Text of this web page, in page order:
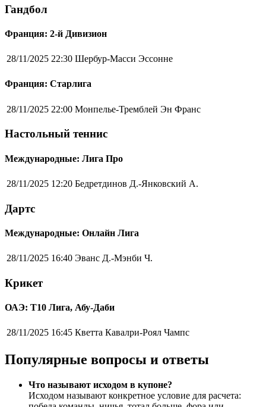
Гандбол
Франция: 2-й Дивизион
28/11/2025 22:30 Шербур-Масси Эссонне
Франция: Старлига
28/11/2025 22:00 Монпелье-Тремблей Эн Франс
Настольный теннис
Международные: Лига Про
28/11/2025 12:20 Бедретдинов Д.-Янковский А.
Дартс
Международные: Онлайн Лига
28/11/2025 16:40 Эванс Д.-Мэнби Ч.
Крикет
ОАЭ: Т10 Лига, Абу-Даби
28/11/2025 16:45 Кветта Кавалри-Роял Чампс
Популярные вопросы и ответы
Что называют исходом в купоне?
Исходом называют конкретное условие для расчета: